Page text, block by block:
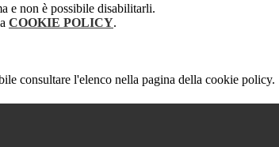
e non è possibile disabilitarli.
COOKIE POLICY.
consultare l'elenco nella pagina della cookie policy.